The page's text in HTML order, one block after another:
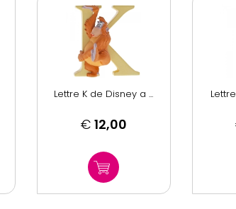
Lettre K de Disney a ...
€ 12,00